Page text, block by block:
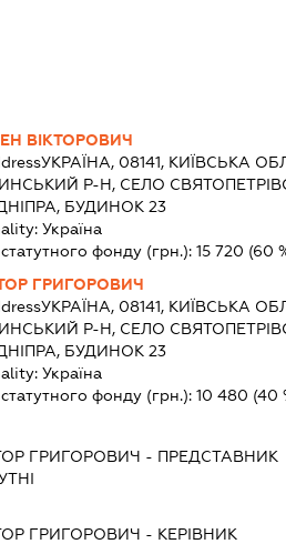
ВІКТОРОВИЧ
УКРАЇНА, 08141, КИЇВСЬКА
Р-Н, СЕЛО
БУДИНОК 23
Україна
фонду (грн.):15 720 (60
ГРИГОРОВИЧ
УКРАЇНА, 08141, КИЇВСЬКА
Р-Н, СЕЛО
БУДИНОК 23
Україна
фонду (грн.):10 480 (40
ГРИГОРОВИЧ - ПРЕДСТАВНИК
ГРИГОРОВИЧ - КЕРІВНИК